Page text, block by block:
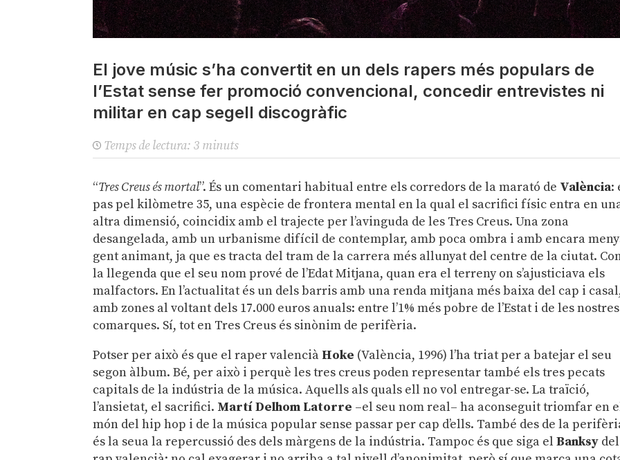
El jove músic s’ha convertit en un dels rapers més populars de
l’Estat sense fer promoció convencional, concedir entrevistes ni
militar en cap segell discogràfic
Temps de lectura: 3 minuts
“Tres Creus és mortal”. És un comentari habitual entre els corredors de la marató de València:
pas pel kilòmetre 35, una espècie de frontera mental en la qual el sacrifici físic entra en
altra dimensió, coincidix amb el trajecte per l’avinguda de les Tres Creus. Una zona
desangelada, amb un urbanisme difícil de contemplar, amb poca ombra i amb encara
gent animant, ja que es tracta del tram de la carrera més allunyat del centre de la ciutat.
la llegenda que el seu nom prové de l’Edat Mitjana, quan era el terreny on s’ajusticiava els
malfactors. En l’actualitat és un dels barris amb una renda mitjana més baixa del cap i
amb zones al voltant dels 17.000 euros anuals: entre l’1% més pobre de l’Estat i de les nostres
comarques. Sí, tot en Tres Creus és sinònim de perifèria.
Potser per això és que el raper valencià Hoke (València, 1996) l’ha triat per a batejar el seu
segon àlbum. Bé, per això i perquè les tres creus poden representar també els tres pecats
capitals de la indústria de la música. Aquells als quals ell no vol entregar-se. La traïció,
l’ansietat, el sacrifici. Martí Delhom Latorre –el seu nom real– ha aconseguit triomfar en
món del hip hop i de la música popular sense passar per cap d’ells. També des de la
és la seua la repercussió des dels màrgens de la indústria. Tampoc és que siga elBanksy del